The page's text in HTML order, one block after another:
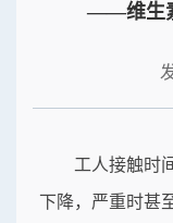
——维生
工人接触时
下降，严重时甚